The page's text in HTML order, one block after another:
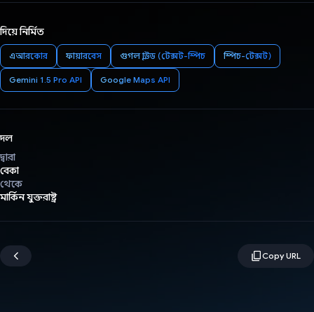
দিয়ে নির্মিত
এআরকোর ফায়ারবেস গুগল ক্লাউড (টেক্সট-স্পিচ স্পিচ-টেক্সট)
Gemini 1.5 Pro API Google Maps API
দল
দ্বারা
বেকা
থেকে
মার্কিন যুক্তরাষ্ট্র